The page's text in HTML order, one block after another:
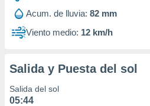
Acum. de lluvia: 82 mm
Viento medio: 12 km/h
Salida y Puesta del sol
Salida del sol
05:44